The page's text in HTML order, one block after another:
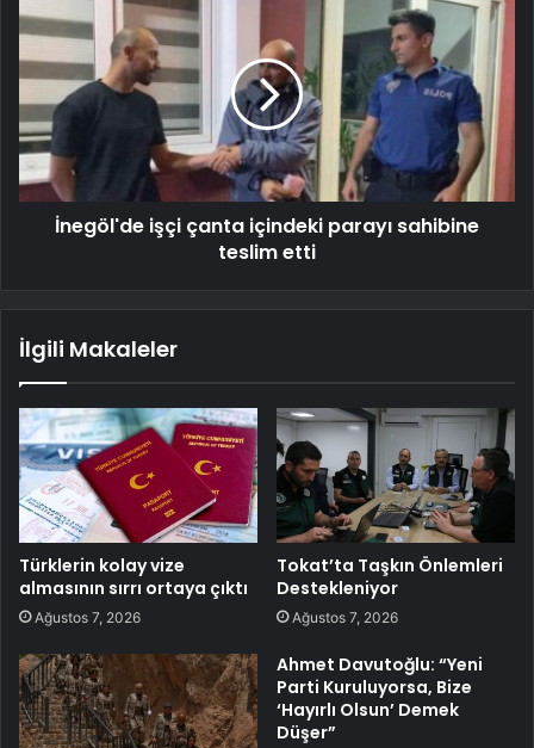
İnegöl'de işçi çanta içindeki parayı sahibine
teslim etti
İlgili Makaleler
Türklerin kolay vize
almasının sırrı ortaya çıktı
Ağustos 7, 2026
Tokat’ta Taşkın Önlemleri
Destekleniyor
Ağustos 7, 2026
Ahmet Davutoğlu: “Yeni
Parti Kuruluyorsa, Bize
‘Hayırlı Olsun’ Demek
Düşer”